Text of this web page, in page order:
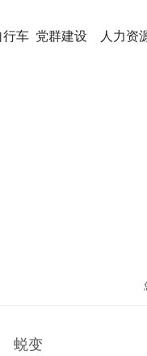
行车 党群建设 人力资
蜕变